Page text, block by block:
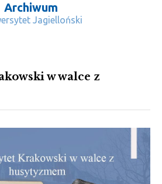
Archiwum
Jagielloński
w walce z